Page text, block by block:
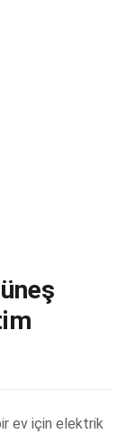
ev için elektrik